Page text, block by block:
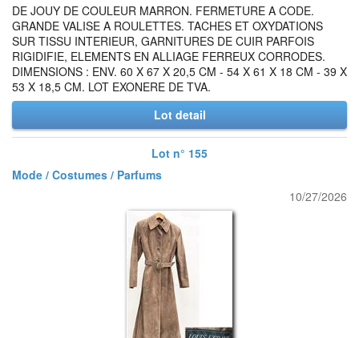
DE JOUY DE COULEUR MARRON. FERMETURE A CODE.
GRANDE VALISE A ROULETTES. TACHES ET OXYDATIONS
SUR TISSU INTERIEUR, GARNITURES DE CUIR PARFOIS
RIGIDIFIE, ELEMENTS EN ALLIAGE FERREUX CORRODES.
DIMENSIONS : ENV. 60 X 67 X 20,5 CM - 54 X 61 X 18 CM - 39 X
53 X 18,5 CM. LOT EXONERE DE TVA.
Lot detail
Lot n° 155
Mode / Costumes / Parfums
10/27/2026